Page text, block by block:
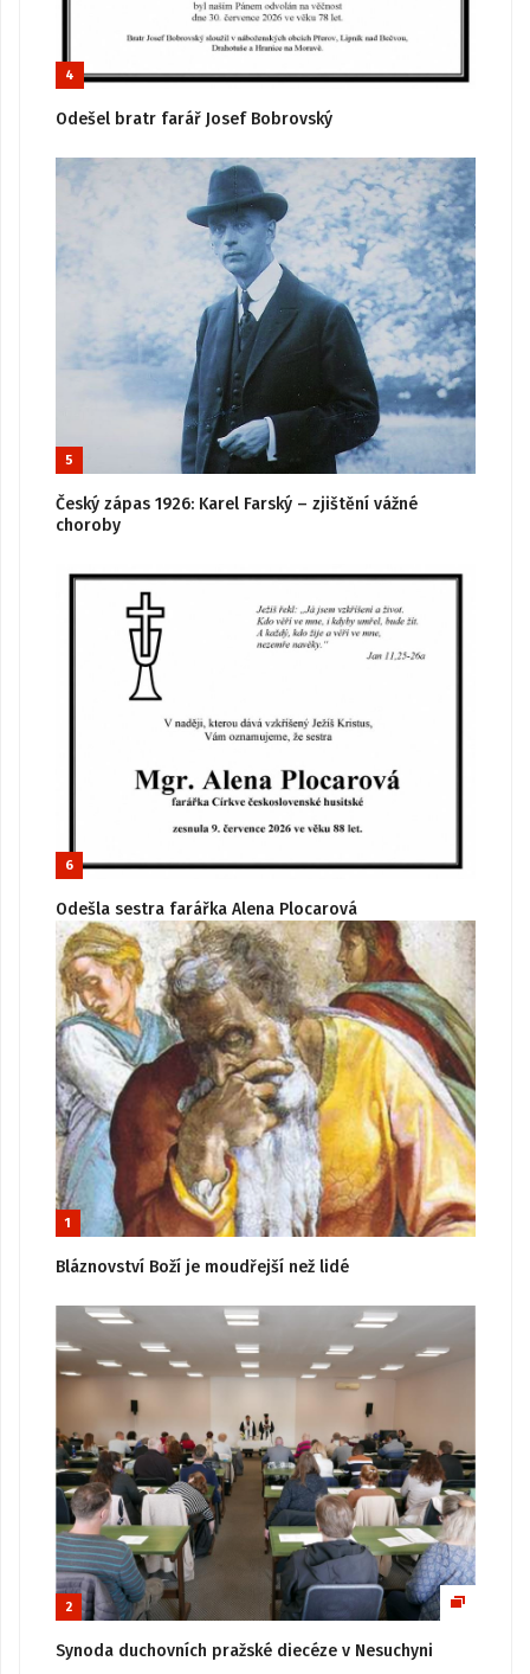
4
Odešel bratr farář Josef Bobrovský
5
Český zápas 1926: Karel Farský – zjištění vážné
choroby
6
Odešla sestra farářka Alena Plocarová
1
Bláznovství Boží je moudřejší než lidé
2
Synoda duchovních pražské diecéze v Nesuchyni